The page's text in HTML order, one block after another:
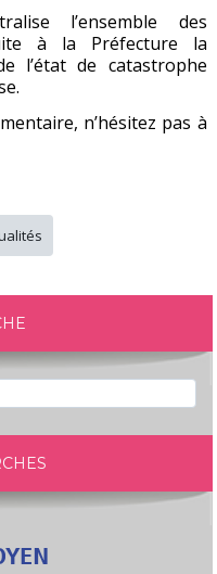
l’ensemble des
à la Préfecture la
l’état de catastrophe
n’hésitez pas à